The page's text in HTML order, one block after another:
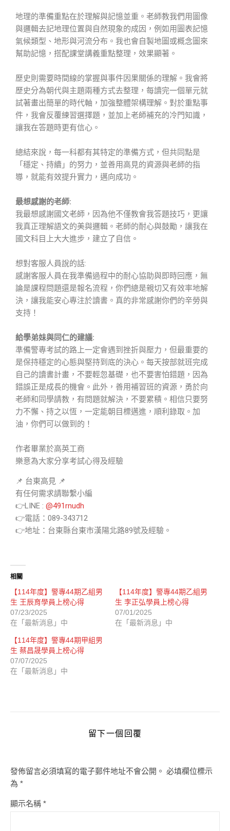
地理的準備重點在於理解與記憶並重。老師教我們用圖像
與邏輯去記地理位置與自然現象的成因，例如用圖表記憶
氣候類型、地形與河流分布。我也會自製地圖或概念圖來
幫助記憶，搭配課堂講義重點整理，效果顯著。
歷史則需要時間線的掌握與事件因果關係的理解。我會將
歷史分為朝代與主題兩種方式去整理，每讀完一個單元就
試著畫出簡單的時代軸，加強整體架構理解。對於重點事
件，我會反覆練習選擇題，並加上老師補充的冷門知識，
讓我在答題時更有信心。
總結來說，每一科都有其特定的準備方式，但共同點是
「穩定、持續」的努力，並善用高見的資源與老師的指
導，就能有效提升實力，邁向成功。
最想感謝的老師:
我最想感謝國文老師，因為他不僅教會我答題技巧，更讓
我真正理解語文的美與邏輯。老師的耐心與鼓勵，讓我在
國文科目上大大進步，建立了自信。
想對客服人員說的話:
感謝客服人員在我準備過程中的耐心協助與即時回應，無
論是課程問題還是報名流程，你們總是親切又有效率地解
決，讓我能安心專注於讀書。真的非常感謝你們的辛勞與
支持！
給學弟妹與同仁的建議:
準備警專考試的路上一定會遇到挫折與壓力，但最重要的
是保持穩定的心態與堅持到底的決心。每天按部就班完成
自己的讀書計畫，不要輕忽基礎，也不要害怕錯題，因為
錯誤正是成長的機會。此外，善用補習班的資源，勇於向
老師和同學請教，有問題就解決，不要累積。相信只要努
力不懈、持之以恆，一定能朝目標邁進，順利錄取。加
油，你們可以做到的！
作者畢業於高英工商
樂意為大家分享考試心得及經驗
📌 台東高見 📌
有任何需求請聯繫小編
👉LINE : @491rnudh
👉電話：089-343712
👉地址：台東縣台東市漢陽北路89號及經驗。
相關
【114年度】警專44期乙組男
生 王辰育學員上榜心得
07/23/2025
在「最新消息」中
【114年度】警專44期乙組男
生 李正弘學員上榜心得
07/01/2025
在「最新消息」中
【114年度】警專44期甲組男
生 蔡昌晟學員上榜心得
07/07/2025
在「最新消息」中
留下一個回覆
發佈留言必須填寫的電子郵件地址不會公開。 必填欄位標示
為 *
顯示名稱 *